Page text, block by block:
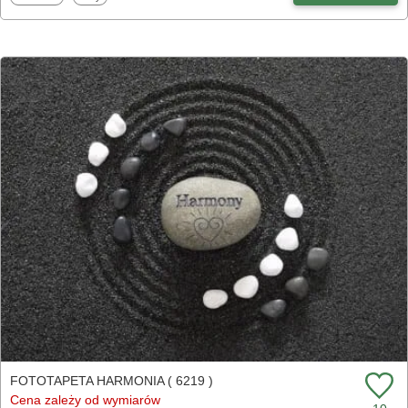
FOTOTAPETA HARMONIA ( 6219 )
Cena zależy od wymiarów